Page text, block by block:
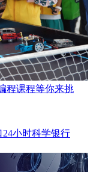
程课程等你来挑
小时科学银行